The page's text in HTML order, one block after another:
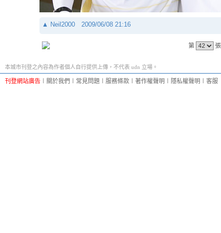
▲ Neil2000 2009/06/08 21:16
第
本城市刊登之內容為作者個人自行提供上傳，不代表 udn 立場。
刊登網站廣告 關於我們 常見問題 服務條款 著作權聲明 隱私權聲明 客服